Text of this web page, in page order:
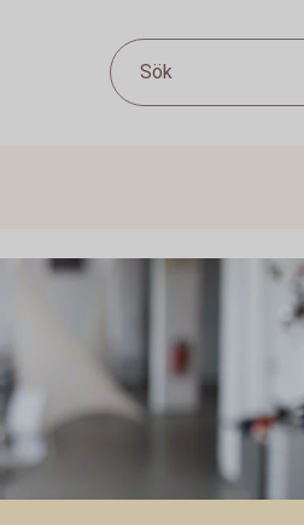
Sök